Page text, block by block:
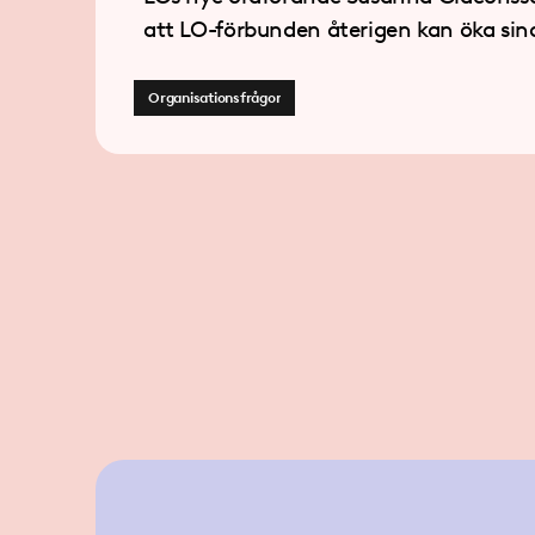
att LO-förbunden återigen kan öka sina
Organisationsfrågor